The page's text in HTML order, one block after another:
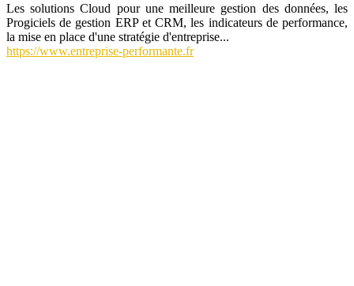
Les solutions Cloud pour une meilleure gestion des données, les
Progiciels de gestion ERP et CRM, les indicateurs de performance,
la mise en place d'une stratégie d'entreprise...
https://www.entreprise-performante.fr